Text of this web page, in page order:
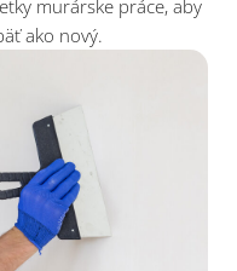
murárske práce, aby
ako nový.